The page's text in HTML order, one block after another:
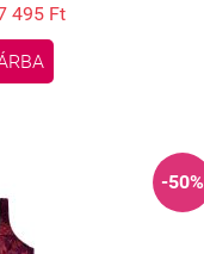
495 Ft
-50%